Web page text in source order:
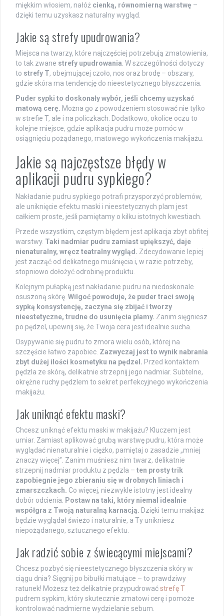
miękkim włosiem, nałóż cienką, równomierną warstwę –
dzięki temu uzyskasz naturalny wygląd.
Jakie są strefy upudrowania?
Miejsca na twarzy, które najczęściej potrzebują zmatowienia,
to tak zwane strefy upudrowania . W szczególności dotyczy
to strefy T, obejmującej czoło, nos oraz brodę – obszary,
gdzie skóra ma tendencję do nieestetycznego błyszczenia.
Puder sypki to doskonały wybór, jeśli chcemy uzyskać
matową cerę. Można go z powodzeniem stosować nie tylko
w strefie T, ale i na policzkach. Dodatkowo, okolice oczu to
kolejne miejsce, gdzie aplikacja pudru może pomóc w
osiągnięciu pożądanego, matowego wykończenia makijażu.
Jakie są najczęstsze błędy w
aplikacji pudru sypkiego?
Nakładanie pudru sypkiego potrafi przysporzyć problemów,
ale uniknięcie efektu maski i nieestetycznych plam jest
całkiem proste, jeśli pamiętamy o kilku istotnych kwestiach.
Przede wszystkim, częstym błędem jest aplikacja zbyt obfitej
warstwy. Taki nadmiar pudru zamiast upiększyć, daje
nienaturalny, wręcz teatralny wygląd. Zdecydowanie lepiej
jest zacząć od delikatnego muśnięcia i, w razie potrzeby,
stopniowo dołożyć odrobinę produktu.
Kolejnym pułapką jest nakładanie pudru na niedoskonale
osuszoną skórę. Wilgoć powoduje, że puder traci swoją
sypką konsystencję, zaczyna się zbijać i tworzy
nieestetyczne, trudne do usunięcia plamy. Zanim sięgniesz
po pędzel, upewnij się, że Twoja cera jest idealnie sucha.
Osypywanie się pudru to zmora wielu osób, której na
szczęście łatwo zapobiec. Zazwyczaj jest to wynik nabrania
zbyt dużej ilości kosmetyku na pędzel. Przed kontaktem
pędzla ze skórą, delikatnie strzepnij jego nadmiar. Subtelne,
okrężne ruchy pędzlem to sekret perfekcyjnego wykończenia
makijażu.
Jak uniknąć efektu maski?
Chcesz uniknąć efektu maski w makijażu? Kluczem jest
umiar. Zamiast aplikować grubą warstwę pudru, która może
wyglądać nienaturalnie i ciężko, pamiętaj o zasadzie „mniej
znaczy więcej”. Zanim muśniesz nim twarz, delikatnie
strzepnij nadmiar produktu z pędzla – ten prosty trik
zapobiegnie jego zbieraniu się w drobnych liniach i
zmarszczkach. Co więcej, niezwykle istotny jest idealny
dobór odcienia.
Postaw na taki, który niemal idealnie
współgra z Twoją naturalną karnacją. Dzięki temu makijaż
będzie wyglądał świeżo i naturalnie, a Ty unikniesz
niepożądanego, sztucznego efektu.
Jak radzić sobie z świecącymi miejscami?
Chcesz pozbyć się nieestetycznego błyszczenia skóry w
ciągu dnia? Sięgnij po bibułki matujące – to prawdziwy
ratunek! Możesz też delikatnie przypudrowaćstrefę T
pudrem sypkim, który skutecznie zmatowi cerę i pomoże
kontrolować nadmierne wydzielanie sebum.